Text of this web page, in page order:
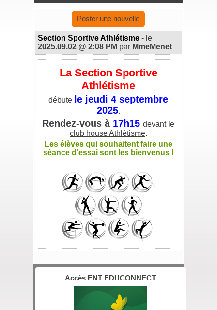
Accès ENT EDUCONNECT
Poster une nouvelle
Section Sportive Athlétisme - le
2025.09.02 @ 2:08 PM par MmeMenet
La Section Sportive
Athlétisme
débute le jeudi 4 septembre
2025.
Rendez-vous à 17h15 devant le
club house Athlétisme.
Les élèves qui souhaitent faire une
séance d'essai sont les bienvenus !